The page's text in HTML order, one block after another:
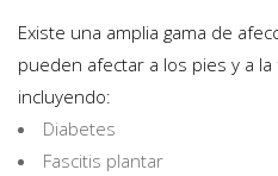
Existe una amplia gama de
pueden afectar a los pies y a
incluyendo:
Diabetes
Fascitis plantar